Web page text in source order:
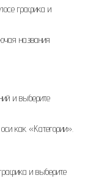
графика и
названия
и выберите
как «Категории».
и выберите